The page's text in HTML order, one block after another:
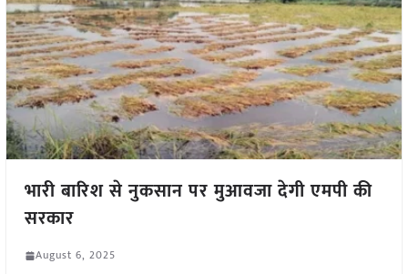
भारी बारिश से नुकसान पर मुआवजा देगी एमपी की
सरकार
August 6, 2025